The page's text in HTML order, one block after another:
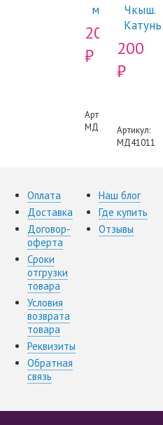
мост"
200
₽
Артикул:
МД46101
Чкыш.
200
₽
Артикул:
МД41011
Оплата
Доставка
Договор-
оферта
Сроки
отгрузки
товара
Условия
возврата
товара
Реквизиты
Обратная
связь
Наш блог
Где купить
Отзывы